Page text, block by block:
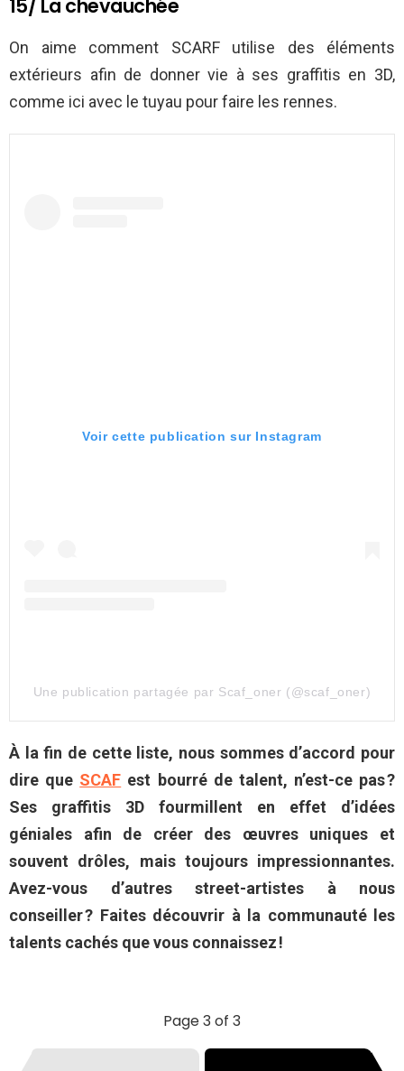
15/ La chevauchée
On aime comment SCARF utilise des éléments
extérieurs afin de donner vie à ses graffitis en 3D,
comme ici avec le tuyau pour faire les rennes.
Voir cette publication sur Instagram
Une publication partagée par Scaf_oner (@scaf_oner)
À la fin de cette liste, nous sommes d’accord pour
dire que SCAF est bourré de talent, n’est-ce pas ?
Ses graffitis 3D fourmillent en effet d’idées
géniales afin de créer des œuvres uniques et
souvent drôles, mais toujours impressionnantes.
Avez-vous d’autres street-artistes à nous
conseiller ? Faites découvrir à la communauté les
talents cachés que vous connaissez !
Page 3 of 3